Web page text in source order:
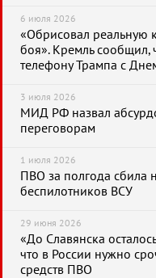
6 июля 2026
«Обрисовал реальную
боя». Кремль сообщил,
телефону Трампа с
3 июля 2026
МИД РФ назвал
переговорам
1 июля 2026
ПВО за полгода сбила
беспилотников ВСУ
29 июня 2026
«До Славянска
что в России нужно
средств ПВО